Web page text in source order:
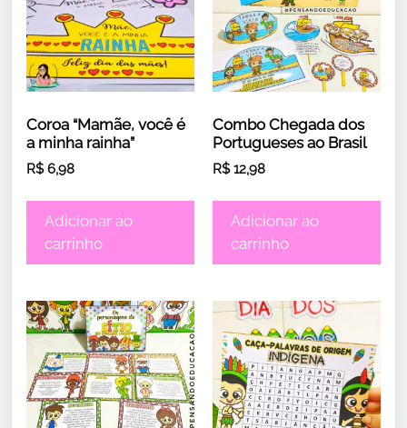
Coroa “Mamãe, você é
a minha rainha”
R$6,98
Adicionar ao
carrinho
Combo Chegada dos
Portugueses ao Brasil
R$12,98
Adicionar ao
carrinho